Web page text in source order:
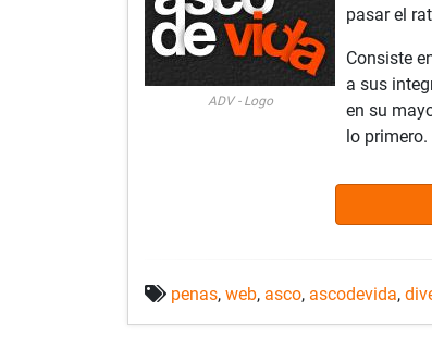
ADV - Logo
pasar el
Consiste
a sus
en su
lo primero.
penas, web, asco, ascodevida,